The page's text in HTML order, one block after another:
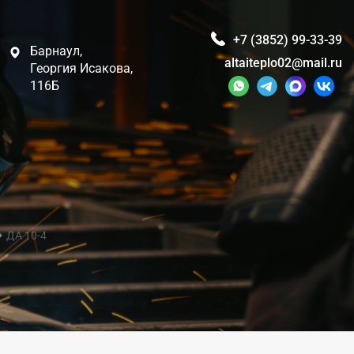
Барнаул,
Георгия Исакова,
116Б
+7 (3852) 99-33-39
altaiteplo02@mail.ru
ДА 10-4